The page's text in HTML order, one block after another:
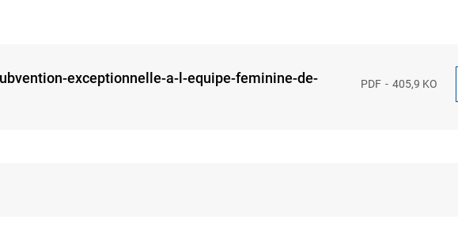
exceptionnelle-a-l-equipe-feminine-de-
PDF 405,9 KO